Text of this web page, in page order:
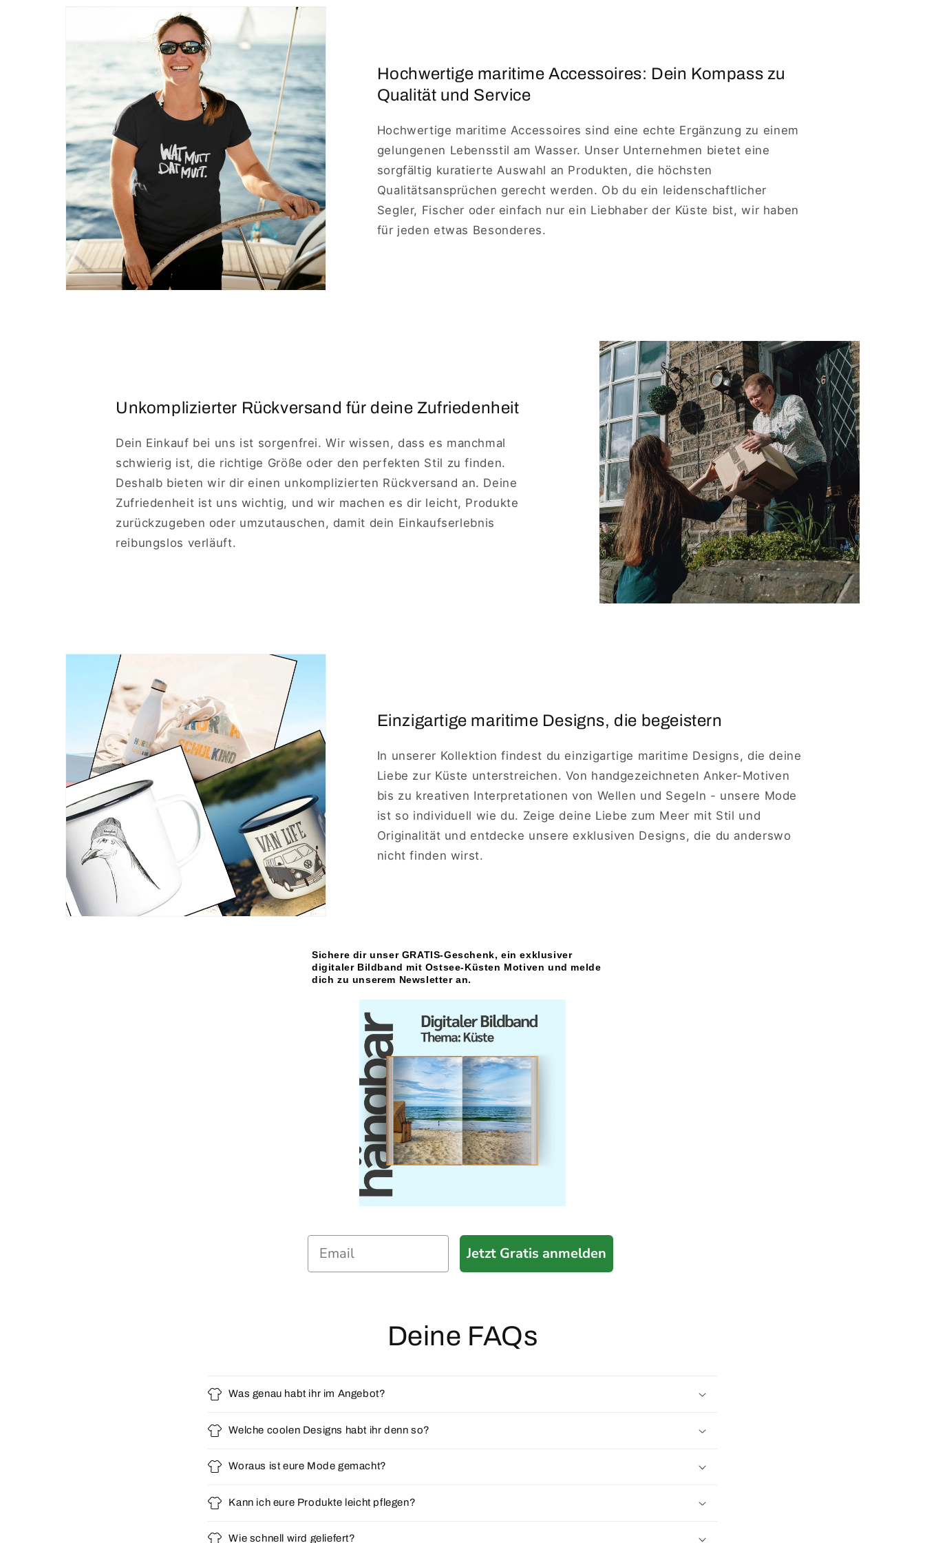
Hochwertige maritime Accessoires: Dein Kompass zu
Qualität und Service
Hochwertige maritime Accessoires sind eine echte Ergänzung zu einem
gelungenen Lebensstil am Wasser. Unser Unternehmen bietet eine
sorgfältig kuratierte Auswahl an Produkten, die höchsten
Qualitätsansprüchen gerecht werden. Ob du ein leidenschaftlicher
Segler, Fischer oder einfach nur ein Liebhaber der Küste bist, wir haben
für jeden etwas Besonderes.
Unkomplizierter Rückversand für deine Zufriedenheit
Dein Einkauf bei uns ist sorgenfrei. Wir wissen, dass es manchmal
schwierig ist, die richtige Größe oder den perfekten Stil zu finden.
Deshalb bieten wir dir einen unkomplizierten Rückversand an. Deine
Zufriedenheit ist uns wichtig, und wir machen es dir leicht, Produkte
zurückzugeben oder umzutauschen, damit dein Einkaufserlebnis
reibungslos verläuft.
Einzigartige maritime Designs, die begeistern
In unserer Kollektion findest du einzigartige maritime Designs, die deine
Liebe zur Küste unterstreichen. Von handgezeichneten Anker-Motiven
bis zu kreativen Interpretationen von Wellen und Segeln - unsere Mode
ist so individuell wie du. Zeige deine Liebe zum Meer mit Stil und
Originalität und entdecke unsere exklusiven Designs, die du anderswo
nicht finden wirst.
Sichere dir unser GRATIS-Geschenk, ein exklusiver
digitaler Bildband mit Ostsee-Küsten Motiven und melde
dich zu unserem Newsletter an.
Jetzt Gratis anmelden
Deine FAQs
Was genau habt ihr im Angebot?
Welche coolen Designs habt ihr denn so?
Woraus ist eure Mode gemacht?
Kann ich eure Produkte leicht pflegen?
Wie schnell wird geliefert?